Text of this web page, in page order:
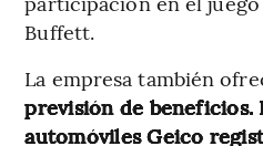
Buffett.
La empresa también
previsión de beneficios.
automóviles Geico